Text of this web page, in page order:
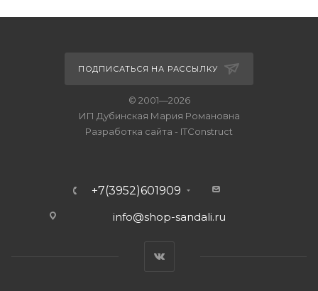
ПОДПИСАТЬСЯ НА РАССЫЛКУ
© 2001—2026
ИП Дубинская Мария Романовна
Разработка сайта - ITConstruct
+7(3952)601909
info@shop-sandali.ru